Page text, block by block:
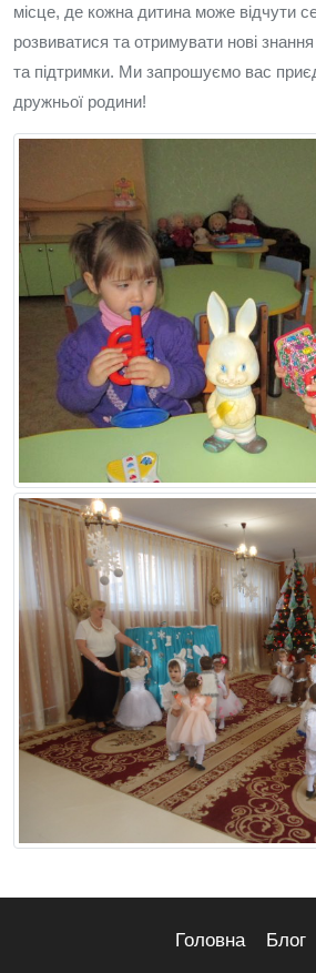
місце, де кожна дитина може відчути
розвиватися та отримувати нові
та підтримки. Ми запрошуємо вас
дружньої родини!
Головна Блог